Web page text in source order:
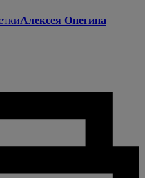
Алексея Онегина